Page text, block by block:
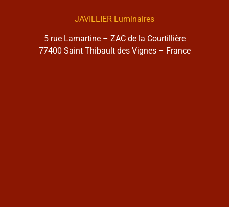
JAVILLIER Luminaires
5 rue Lamartine – ZAC de la Courtillière
77400 Saint Thibault des Vignes – France